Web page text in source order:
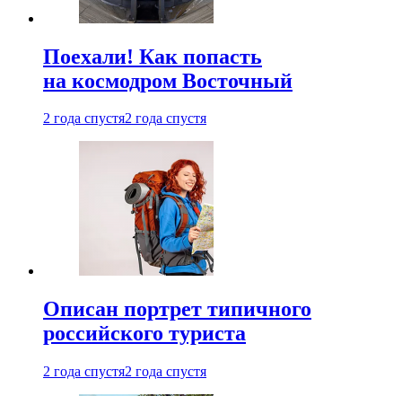
Поехали! Как попасть
на космодром Восточный
2 года спустя2 года спустя
Описан портрет типичного
российского туриста
2 года спустя2 года спустя